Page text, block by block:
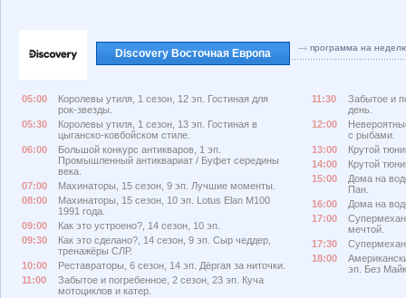
Discovery Восточная Европа программа на
05:00
Королевы утиля, 1 сезон, 12 эп. Гостиная для
рок-звезды.
05:30
Королевы утиля, 1 сезон, 13 эп. Гостиная в
цыганско-ковбойском стиле.
06:00
Большой конкурс антикваров, 1 эп.
Промышленный антиквариат / Буфет середины
века.
07:00
Махинаторы, 15 сезон, 9 эп. Лучшие моменты.
08:00
Махинаторы, 15 сезон, 10 эп. Lotus Elan M100
1991 года.
09:00
Как это устроено?, 14 сезон, 10 эп.
09:30
Как это сделано?, 14 сезон, 9 эп. Сыр чеддер,
тренажёры СЛР.
10:00
Реставраторы, 6 сезон, 14 эп. Дёргая за ниточки.
11:00
Забытое и погребенное, 2 сезон, 23 эп. Куча
мотоциклов и катер.
11:30
Забытое и
день.
12:00
с рыбами.
13:00
Крутой
14:00
Крутой
15:00
Дома на
Пан.
16:00
Дома на
17:00
мечтой.
17:30
18:00
эп. Без